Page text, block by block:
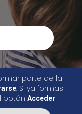
parte de la
. Si ya formas
botón Acceder